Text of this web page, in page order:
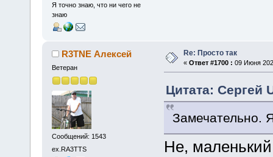
Я точно знаю, что ни чего не
знаю
R3TNE Алексей
Ветеран
Сообщений: 1543
ex.RA3TTS
Re: Просто так
« Ответ #1700 : 09 Июня
Цитата: Сергей
Замечательно.
Не,